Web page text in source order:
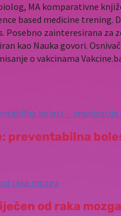
MA komparativne
based medicine
zainteresirana za
kao Nauka govori.
o vakcinama
preventabilna
od raka mozga